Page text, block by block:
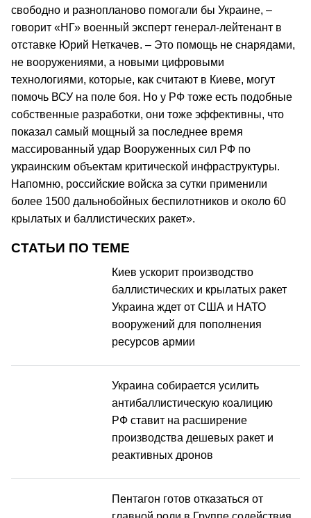
свободно и разнопланово помогали бы Украине, –
говорит «НГ» военный эксперт генерал-лейтенант в
отставке Юрий Неткачев. – Это помощь не снарядами,
не вооружениями, а новыми цифровыми
технологиями, которые, как считают в Киеве, могут
помочь ВСУ на поле боя. Но у РФ тоже есть подобные
собственные разработки, они тоже эффективны, что
показал самый мощный за последнее время
массированный удар Вооруженных сил РФ по
украинским объектам критической инфраструктуры.
Напомню, российские войска за сутки применили
более 1500 дальнобойных беспилотников и около 60
крылатых и баллистических ракет».
СТАТЬИ ПО ТЕМЕ
Киев ускорит производство
баллистических и крылатых ракет
Украина ждет от США и НАТО
вооружений для пополнения
ресурсов армии
Украина собирается усилить
антибаллистическую коалицию
РФ ставит на расширение
производства дешевых ракет и
реактивных дронов
Пентагон готов отказаться от